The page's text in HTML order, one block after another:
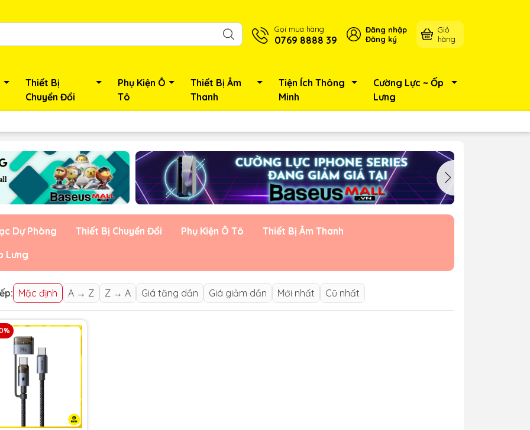
Gọi mua hàng
0769 8888 39
Đăng nhập
Đăng ký
Giỏ
hàng
Thiết Bị
Chuyển Đổi
Phụ Kiện Ô
Tô
Thiết Bị Âm
Thanh
Tiện Ích Thông
Minh
Cường Lực ~ Ốp
Lưng
Dự Phòng Thiết Bị Chuyển Đổi Phụ Kiện Ô Tô
Thiết Bị Âm Thanh
Lưng
Mặc định A → Z Z → A Giá tăng dần Giá giảm dần Mới nhất Cũ nhất